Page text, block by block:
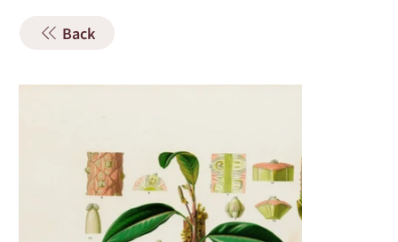
Back